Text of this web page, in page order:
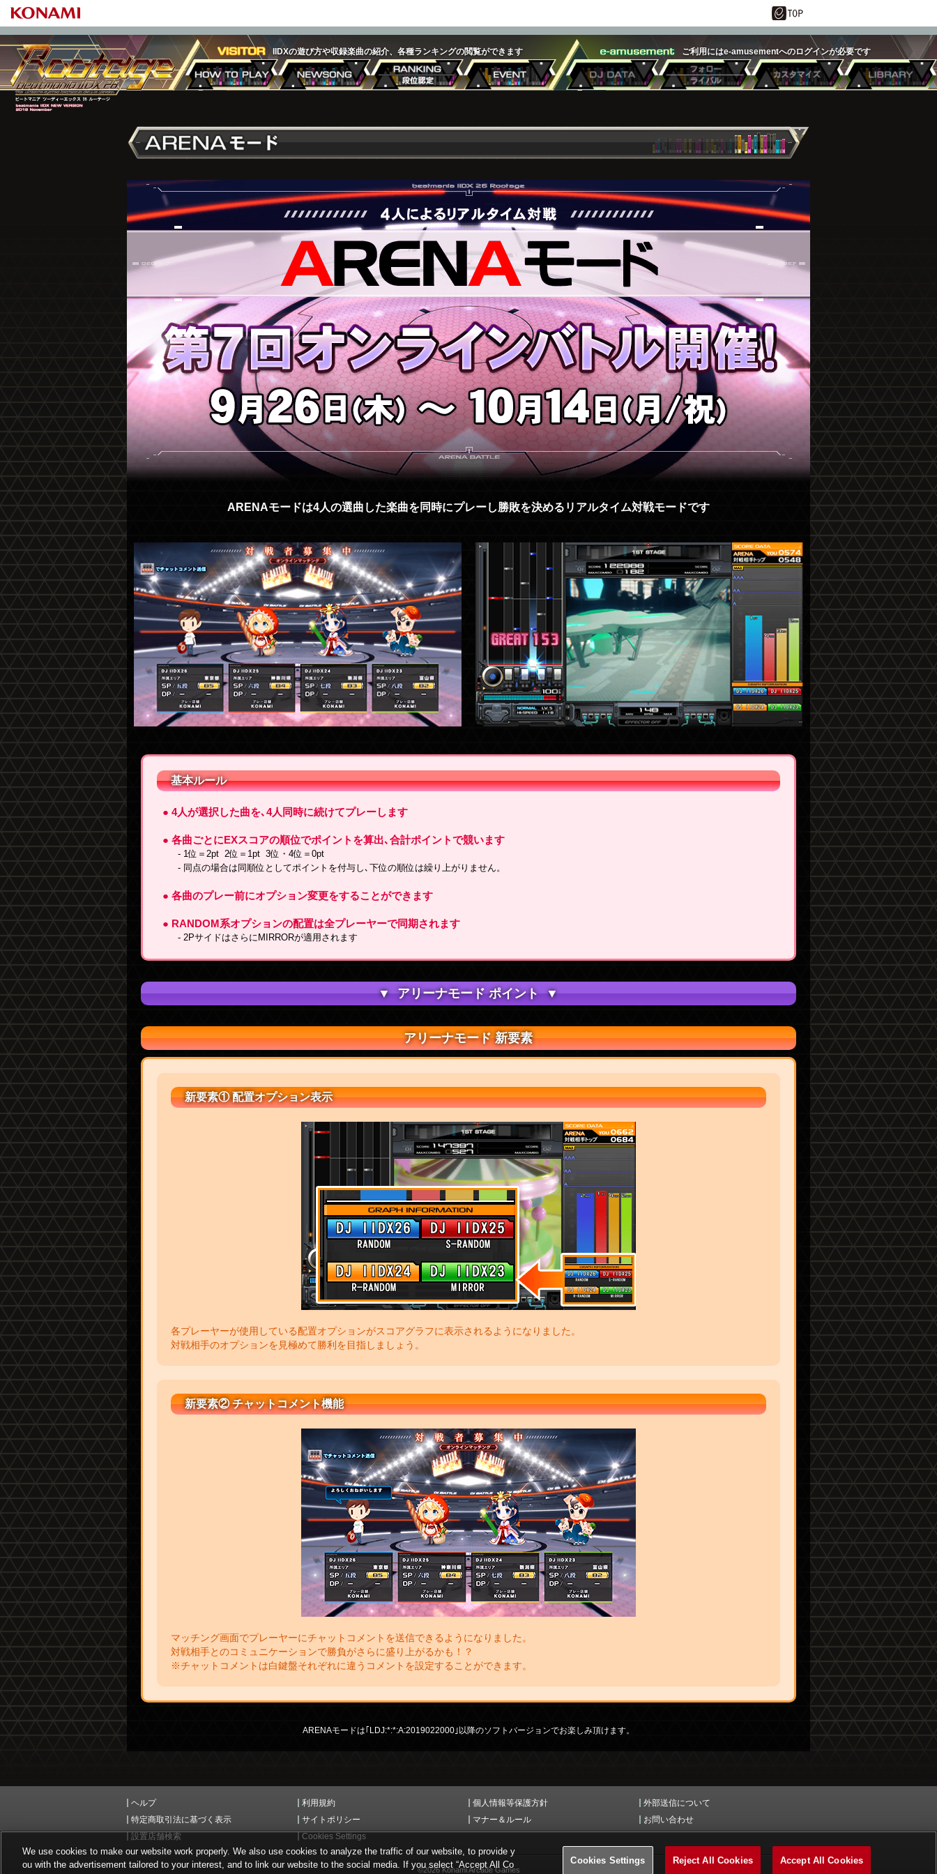
IIDXの遊び方や収録楽曲の紹介、各種ランキングの閲覧ができます ご利用にはe-amusementへのログインが必要です
ARENAモードは4人の選曲した楽曲を同時にプレーし勝敗を決めるリアルタイム対戦モードです
基本ルール
● 4人が選択した曲を､4人同時に続けてプレーします
● 各曲ごとにEXスコアの順位でポイントを算出､合計ポイントで競います
- 1位＝2pt 2位＝1pt 3位・4位＝0pt
- 同点の場合は同順位としてポイントを付与し､下位の順位は繰り上がりません。
● 各曲のプレー前にオプション変更をすることができます
● RANDOM系オプションの配置は全プレーヤーで同期されます
- 2PサイドはさらにMIRRORが適用されます
アリーナモード ポイント
アリーナモード 新要素
新要素① 配置オプション表示
各プレーヤーが使用している配置オプションがスコアグラフに表示されるようになりました。
対戦相手のオプションを見極めて勝利を目指しましょう。
新要素② チャットコメント機能
マッチング画面でプレーヤーにチャットコメントを送信できるようになりました。
対戦相手とのコミュニケーションで勝負がさらに盛り上がるかも！？
※チャットコメントは白鍵盤それぞれに違うコメントを設定することができます。
ARENAモードは｢LDJ:*:*:A:2019022000｣以降のソフトバージョンでお楽しみ頂けます。
ヘルプ 利用規約 個人情報等保護方針
外部送信について
特定商取引法に基づく表示
サイトポリシー マナー＆ルール
お問い合わせ
設置店舗検索
Cookies Settings
©2026 Konami Arcade Games
We use cookies to make our website work properly. We also use cookies to analyze the traffic of our website, to provide y
ou with the advertisement tailored to your interest, and to link our website to the social media. If you select “Accept All Co
Cookies Settings Reject All Cookies Accept All Cookies